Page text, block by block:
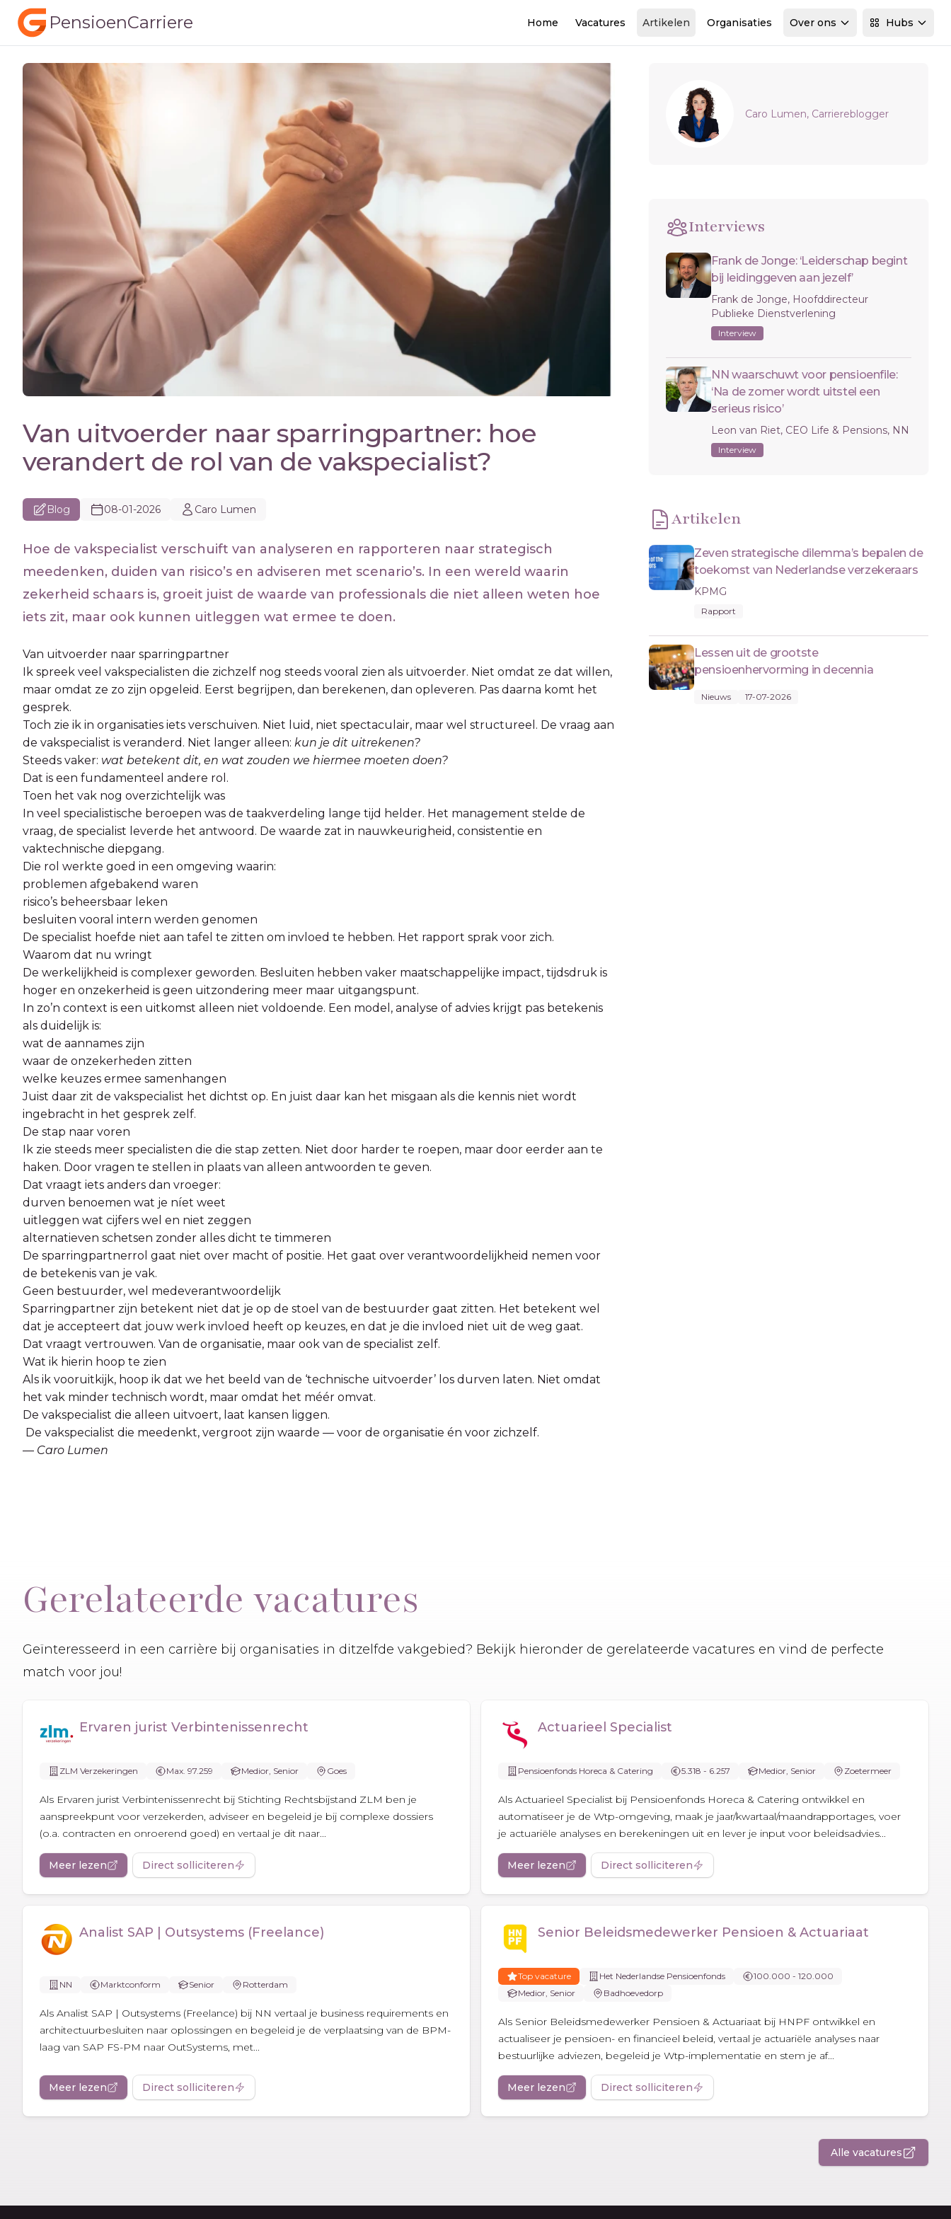
PensioenCarriere Home Vacatures Artikelen Organisaties Over ons Hubs
Van uitvoerder naar sparringpartner: hoe
verandert de rol van de vakspecialist?
Blog 08-01-2026 Caro Lumen
Hoe de vakspecialist verschuift van analyseren en rapporteren naar strategisch
meedenken, duiden van risico’s en adviseren met scenario’s. In een wereld waarin
zekerheid schaars is, groeit juist de waarde van professionals die niet alleen weten hoe
iets zit, maar ook kunnen uitleggen wat ermee te doen.
Van uitvoerder naar sparringpartner
Ik spreek veel vakspecialisten die zichzelf nog steeds vooral zien als uitvoerder. Niet omdat ze dat willen,
maar omdat ze zo zijn opgeleid. Eerst begrijpen, dan berekenen, dan opleveren. Pas daarna komt het
gesprek.
Toch zie ik in organisaties iets verschuiven. Niet luid, niet spectaculair, maar wel structureel. De vraag aan
de vakspecialist is veranderd. Niet langer alleen: kun je dit uitrekenen?
Steeds vaker: wat betekent dit, en wat zouden we hiermee moeten doen?
Dat is een fundamenteel andere rol.
Toen het vak nog overzichtelijk was
In veel specialistische beroepen was de taakverdeling lange tijd helder. Het management stelde de
vraag, de specialist leverde het antwoord. De waarde zat in nauwkeurigheid, consistentie en
vaktechnische diepgang.
Die rol werkte goed in een omgeving waarin:
problemen afgebakend waren
risico’s beheersbaar leken
besluiten vooral intern werden genomen
De specialist hoefde niet aan tafel te zitten om invloed te hebben. Het rapport sprak voor zich.
Waarom dat nu wringt
De werkelijkheid is complexer geworden. Besluiten hebben vaker maatschappelijke impact, tijdsdruk is
hoger en onzekerheid is geen uitzondering meer maar uitgangspunt.
In zo’n context is een uitkomst alleen niet voldoende. Een model, analyse of advies krijgt pas betekenis
als duidelijk is:
wat de aannames zijn
waar de onzekerheden zitten
welke keuzes ermee samenhangen
Juist daar zit de vakspecialist het dichtst op. En juist daar kan het misgaan als die kennis niet wordt
ingebracht in het gesprek zelf.
De stap naar voren
Ik zie steeds meer specialisten die die stap zetten. Niet door harder te roepen, maar door eerder aan te
haken. Door vragen te stellen in plaats van alleen antwoorden te geven.
Dat vraagt iets anders dan vroeger:
durven benoemen wat je níet weet
uitleggen wat cijfers wel en niet zeggen
alternatieven schetsen zonder alles dicht te timmeren
De sparringpartnerrol gaat niet over macht of positie. Het gaat over verantwoordelijkheid nemen voor
de betekenis van je vak.
Geen bestuurder, wel medeverantwoordelijk
Sparringpartner zijn betekent niet dat je op de stoel van de bestuurder gaat zitten. Het betekent wel
dat je accepteert dat jouw werk invloed heeft op keuzes, en dat je die invloed niet uit de weg gaat.
Dat vraagt vertrouwen. Van de organisatie, maar ook van de specialist zelf.
Wat ik hierin hoop te zien
Als ik vooruitkijk, hoop ik dat we het beeld van de ‘technische uitvoerder’ los durven laten. Niet omdat
het vak minder technisch wordt, maar omdat het méér omvat.
De vakspecialist die alleen uitvoert, laat kansen liggen.
De vakspecialist die meedenkt, vergroot zijn waarde — voor de organisatie én voor zichzelf.
— Caro Lumen
Sidebar
Caro Lumen, Carriereblogger
Interviews
Frank de Jonge: ‘Leiderschap begint
bij leidinggeven aan jezelf’
Frank de Jonge, Hoofddirecteur
Publieke Dienstverlening
Interview
NN waarschuwt voor pensioenfile:
‘Na de zomer wordt uitstel een
serieus risico’
Leon van Riet, CEO Life & Pensions, NN
Interview
Artikelen
Zeven strategische dilemma’s bepalen de
toekomst van Nederlandse verzekeraars
KPMG
Rapport
Lessen uit de grootste
pensioenhervorming in decennia
Nieuws 17-07-2026
Gerelateerde vacatures
Geïnteresseerd in een carrière bij organisaties in ditzelfde vakgebied? Bekijk hieronder de gerelateerde vacatures en vind de perfecte
match voor jou!
Ervaren jurist Verbintenissenrecht
ZLM Verzekeringen Max. 97.259 Medior, Senior Goes
Als Ervaren jurist Verbintenissenrecht bij Stichting Rechtsbijstand ZLM ben je
aanspreekpunt voor verzekerden, adviseer en begeleid je bij complexe dossiers
(o.a. contracten en onroerend goed) en vertaal je dit naar...
Meer lezen Direct solliciteren
Actuarieel Specialist
Pensioenfonds Horeca & Catering 5.318 - 6.257 Medior, Senior Zoetermeer
Als Actuarieel Specialist bij Pensioenfonds Horeca & Catering ontwikkel en
automatiseer je de Wtp-omgeving, maak je jaar/kwartaal/maandrapportages, voer
je actuariële analyses en berekeningen uit en lever je input voor beleidsadvies...
Meer lezen Direct solliciteren
Analist SAP | Outsystems (Freelance)
NN Marktconform Senior Rotterdam
Als Analist SAP | Outsystems (Freelance) bij NN vertaal je business requirements en
architectuurbesluiten naar oplossingen en begeleid je de verplaatsing van de BPM-
laag van SAP FS-PM naar OutSystems, met...
Meer lezen Direct solliciteren
Senior Beleidsmedewerker Pensioen & Actuariaat
Top vacature Het Nederlandse Pensioenfonds
100.000 - 120.000
Medior, Senior
Badhoevedorp
Als Senior Beleidsmedewerker Pensioen & Actuariaat bij HNPF ontwikkel en
actualiseer je pensioen- en financieel beleid, vertaal je actuariële analyses naar
bestuurlijke adviezen, begeleid je Wtp-implementatie en stem je af...
Meer lezen Direct solliciteren
Alle vacatures